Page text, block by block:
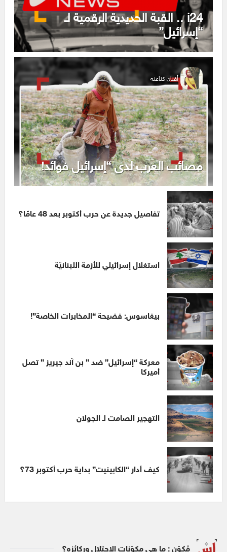
i24 .. القبة الحديدية الرقمية لـ
“إسرائيل”
أفنان كناعنة
مصائب العرب لدى “إسرائيل فوائد!
تفاصيل جديدة عن حرب أكتوبر بعد 48 عامًا؟
استغلال إسرائيلي للأزمة اللبنانيّة
بيغاسوس: فضيحة “المخابرات الخاصة”!
معركة “إسرائيل” ضد ” بن آند جيريز ” تصل
أميركا
التهجير الصامت لـ الجولان
كيف أدار “الكابينيت” بداية حرب أكتوبر 73؟
مُكوّن : ما هي مكوّنات الاحتلال وركائزه؟